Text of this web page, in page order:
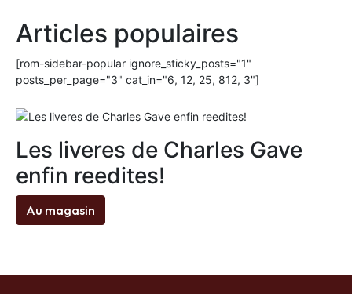
Articles populaires
[rom-sidebar-popular ignore_sticky_posts="1"
posts_per_page="3" cat_in="6, 12, 25, 812, 3"]
Les liveres de Charles Gave
enfin reedites!
Au magasin